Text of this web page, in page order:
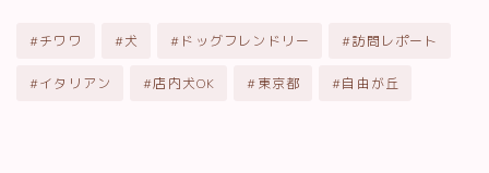
#チワワ #犬 #ドッグフレンドリー #訪問レポート
#イタリアン #店内犬OK #東京都 #自由が丘